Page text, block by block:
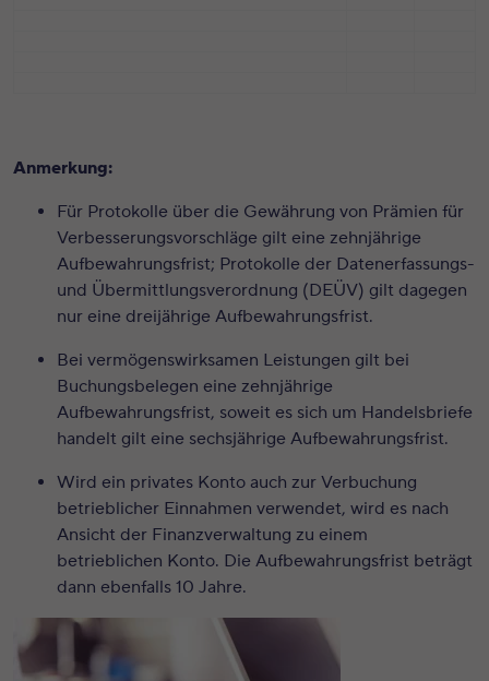
Anmerkung:
Für Protokolle über die Gewährung von Prämien für
Verbesserungsvorschläge gilt eine zehnjährige
Aufbewahrungsfrist; Protokolle der Datenerfassungs-
und Übermittlungsverordnung (DEÜV) gilt dagegen
nur eine dreijährige Aufbewahrungsfrist.
Bei vermögenswirksamen Leistungen gilt bei
Buchungsbelegen eine zehnjährige
Aufbewahrungsfrist, soweit es sich um Handelsbriefe
handelt gilt eine sechsjährige Aufbewahrungsfrist.
Wird ein privates Konto auch zur Verbuchung
betrieblicher Einnahmen verwendet, wird es nach
Ansicht der Finanzverwaltung zu einem
betrieblichen Konto. Die Aufbewahrungsfrist beträgt
dann ebenfalls 10 Jahre.